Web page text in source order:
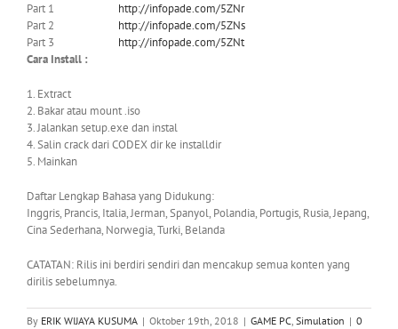
Part 1
http://infopade.com/5ZNr
Part 2
http://infopade.com/5ZNs
Part 3
http://infopade.com/5ZNt
Cara Install :
1. Extract
2. Bakar atau mount .iso
3. Jalankan setup.exe dan instal
4. Salin crack dari CODEX dir ke installdir
5. Mainkan
Daftar Lengkap Bahasa yang Didukung:
Inggris, Prancis, Italia, Jerman, Spanyol, Polandia, Portugis, Rusia, Jepang,
Cina Sederhana, Norwegia, Turki, Belanda
CATATAN: Rilis ini berdiri sendiri dan mencakup semua konten yang
dirilis sebelumnya.
By ERIK WIJAYA KUSUMA | Oktober 19th, 2018 | GAME PC, Simulation | 0